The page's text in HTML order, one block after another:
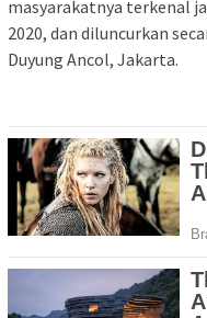
masyarakatnya terkenal
2020, dan diluncurkan
Duyung Ancol, Jakarta.